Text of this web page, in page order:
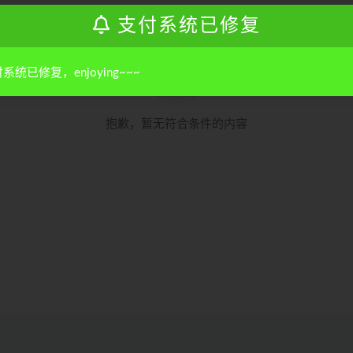
抱歉，暂无符合条件的内容
支付系统已修复
系统已修复，enjoying~~~